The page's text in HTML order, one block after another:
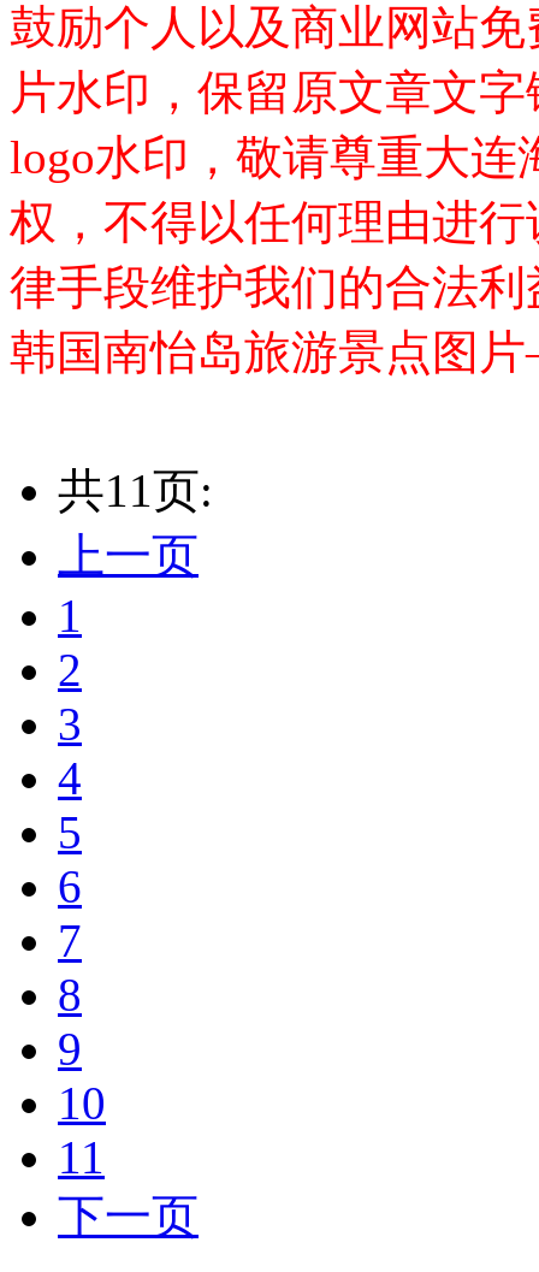
鼓励个人以及商业网站
片水印，保留原文章文
logo水印，敬请尊重大
权，不得以任何理由进
律手段维护我们的合法利
韩国南怡岛旅游景点图
共11页:
上一页
1
2
3
4
5
6
7
8
9
10
11
下一页